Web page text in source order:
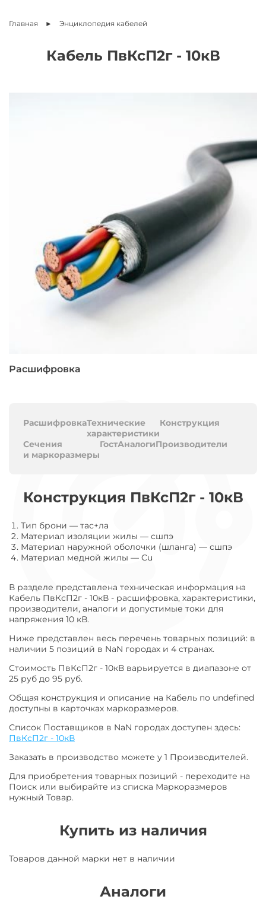
Главная Энциклопедия кабелей
Кабель ПвКсП2г - 10кВ
Расшифровка
РасшифровкаТехнические
характеристики
Конструкция
Сечения
и маркоразмеры
ГостАналогиПроизводители
Конструкция ПвКсП2г - 10кВ
Тип брони — тас+ла
Материал изоляции жилы — сшпэ
Материал наружной оболочки (шланга) — сшпэ
Материал медной жилы — Cu
В разделе представлена техническая информация на
Кабель ПвКсП2г - 10кВ - расшифровка, характеристики,
производители, аналоги и допустимые токи для
напряжения 10 кВ.
Ниже представлен весь перечень товарных позиций: в
наличии 5 позиций в NaN городах и 4 странах.
Стоимость ПвКсП2г - 10кВ варьируется в диапазоне от
25 руб до 95 руб.
Общая конструкция и описание на Кабель по undefined
доступны в карточках маркоразмеров.
Список Поставщиков в NaN городах доступен здесь:
ПвКсП2г - 10кВ
Заказать в производство можете у 1 Производителей.
Для приобретения товарных позиций - переходите на
Поиск или выбирайте из списка Маркоразмеров
нужный Товар.
Купить из наличия
Товаров данной марки нет в наличии
Аналоги